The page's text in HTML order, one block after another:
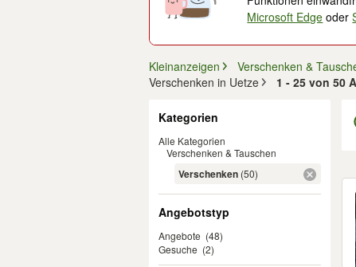
Microsoft Edge oder
Kleinanzeigen
Verschenken &
Verschenken in Uetze
1 - 25 von 50
Kategorien
Alle Kategorien
Verschenken & Tauschen
Verschenken (50)
Angebotstyp
Angebote (48)
Gesuche (2)